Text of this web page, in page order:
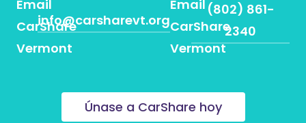
info@carsharevt.org
(802) 861-
2340
Únase a CarShare hoy